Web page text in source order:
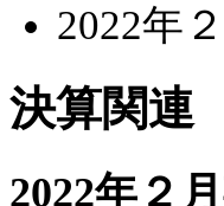
2022年
決算関連
2022年２